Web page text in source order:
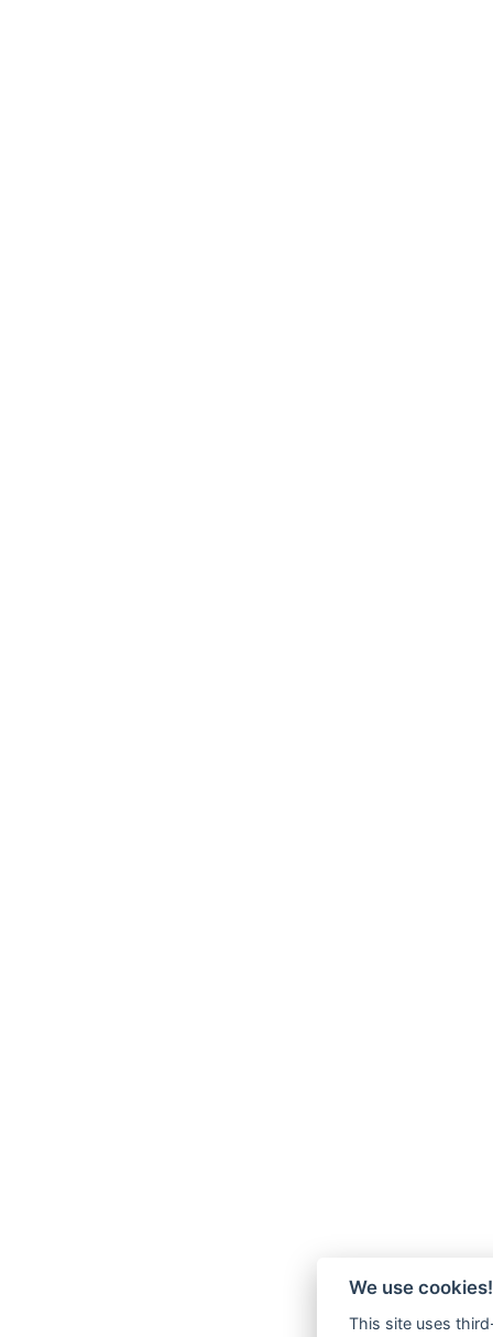
We use cookies!
This site uses